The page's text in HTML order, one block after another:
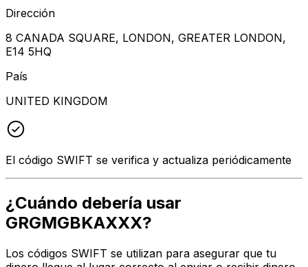
Dirección
8 CANADA SQUARE, LONDON, GREATER LONDON,
E14 5HQ
País
UNITED KINGDOM
El código SWIFT se verifica y actualiza periódicamente
¿Cuándo debería usar
GRGMGBKAXXX?
Los códigos SWIFT se utilizan para asegurar que tu